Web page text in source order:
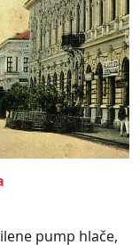
pump hlače,